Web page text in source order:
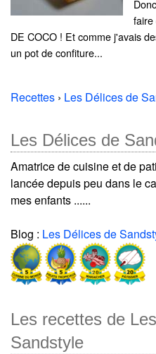
faire
DE COCO ! Et comme j'avais
un pot de confiture...
Recettes › Les Délices de
Les Délices de
Amatrice de cuisine et de
lancée depuis peu dans le
mes enfants ......
Blog : Les Délices de
Les recettes de
Sandstyle